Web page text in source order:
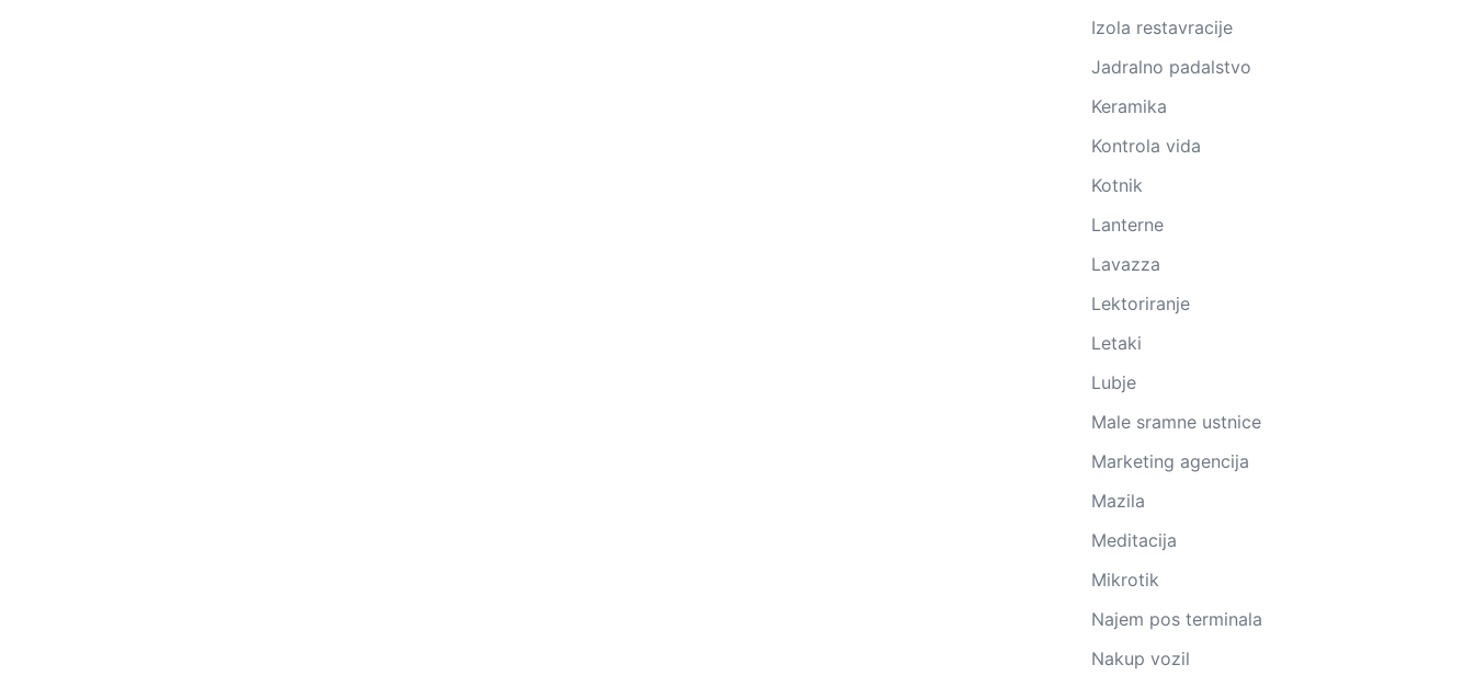
Izola restavracije
Jadralno padalstvo
Keramika
Kontrola vida
Kotnik
Lanterne
Lavazza
Lektoriranje
Letaki
Lubje
Male sramne ustnice
Marketing agencija
Mazila
Meditacija
Mikrotik
Najem pos terminala
Nakup vozil